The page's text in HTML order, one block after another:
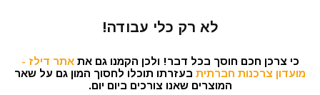
לא רק כלי עבודה!
כי צרכן חכם חוסך בכל דבר! ולכן הקמנו גם אתאתר דילז -
מועדון צרכנות חברתית בעזרתו תוכלו לחסוך המון גם על שאר
המוצרים שאנו צורכים ביום יום.